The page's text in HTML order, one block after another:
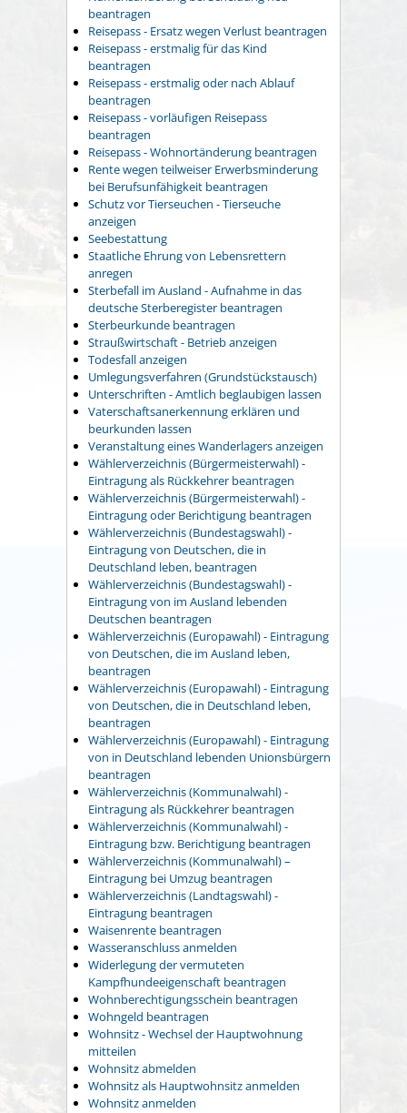
beantragen
Reisepass - Ersatz wegen Verlust beantragen
Reisepass - erstmalig für das Kind
beantragen
Reisepass - erstmalig oder nach Ablauf
beantragen
Reisepass - vorläufigen Reisepass
beantragen
Reisepass - Wohnortänderung beantragen
Rente wegen teilweiser Erwerbsminderung
bei Berufsunfähigkeit beantragen
Schutz vor Tierseuchen - Tierseuche
anzeigen
Seebestattung
Staatliche Ehrung von Lebensrettern
anregen
Sterbefall im Ausland - Aufnahme in das
deutsche Sterberegister beantragen
Sterbeurkunde beantragen
Straußwirtschaft - Betrieb anzeigen
Todesfall anzeigen
Umlegungsverfahren (Grundstückstausch)
Unterschriften - Amtlich beglaubigen lassen
Vaterschaftsanerkennung erklären und
beurkunden lassen
Veranstaltung eines Wanderlagers anzeigen
Wählerverzeichnis (Bürgermeisterwahl) -
Eintragung als Rückkehrer beantragen
Wählerverzeichnis (Bürgermeisterwahl) -
Eintragung oder Berichtigung beantragen
Wählerverzeichnis (Bundestagswahl) -
Eintragung von Deutschen, die in
Deutschland leben, beantragen
Wählerverzeichnis (Bundestagswahl) -
Eintragung von im Ausland lebenden
Deutschen beantragen
Wählerverzeichnis (Europawahl) - Eintragung
von Deutschen, die im Ausland leben,
beantragen
Wählerverzeichnis (Europawahl) - Eintragung
von Deutschen, die in Deutschland leben,
beantragen
Wählerverzeichnis (Europawahl) - Eintragung
von in Deutschland lebenden Unionsbürgern
beantragen
Wählerverzeichnis (Kommunalwahl) -
Eintragung als Rückkehrer beantragen
Wählerverzeichnis (Kommunalwahl) -
Eintragung bzw. Berichtigung beantragen
Wählerverzeichnis (Kommunalwahl) –
Eintragung bei Umzug beantragen
Wählerverzeichnis (Landtagswahl) -
Eintragung beantragen
Waisenrente beantragen
Wasseranschluss anmelden
Widerlegung der vermuteten
Kampfhundeeigenschaft beantragen
Wohnberechtigungsschein beantragen
Wohngeld beantragen
Wohnsitz - Wechsel der Hauptwohnung
mitteilen
Wohnsitz abmelden
Wohnsitz als Hauptwohnsitz anmelden
Wohnsitz anmelden